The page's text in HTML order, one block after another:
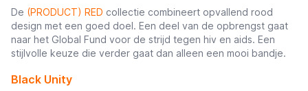
De (PRODUCT) RED collectie combineert opvallend rood
design met een goed doel. Een deel van de opbrengst gaat
naar het Global Fund voor de strijd tegen hiv en aids. Een
stijlvolle keuze die verder gaat dan alleen een mooi bandje.
Black Unity